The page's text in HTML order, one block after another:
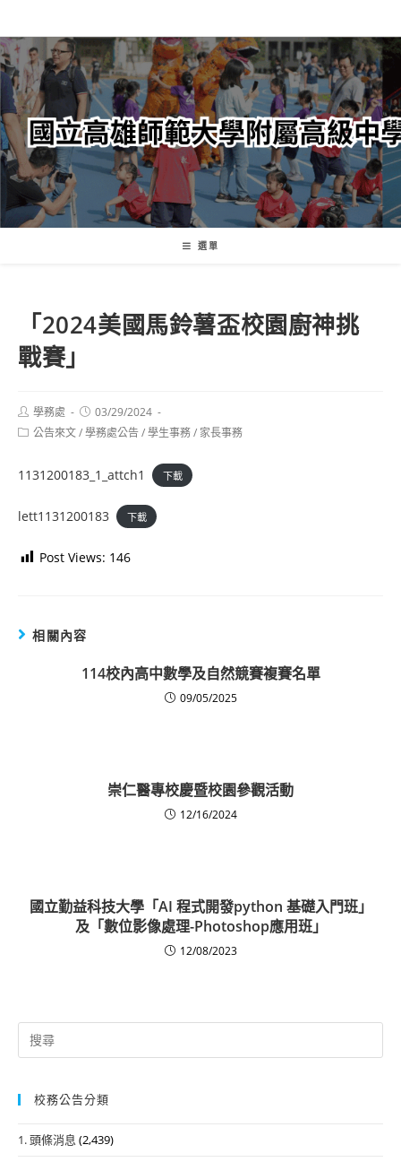
轉
至
主
內
容
選單
「2024美國馬鈴薯盃校園廚神挑
戰賽」
Post
author:
學務處
Post
published:
03/29/2024
Post公告來文/學務處公告/學生事務/ 家長事務
1131200183_1_attch1 下載
lett1131200183 下載
Post Views: 146
相關內容
114校內高中數學及自然競賽複賽名單
09/05/2025
崇仁醫專校慶暨校園參觀活動
12/16/2024
國立勤益科技大學「AI 程式開發python 基礎入門班」
及「數位影像處理-Photoshop應用班」
12/08/2023
Search
for:
校務公告分類
1. 頭條消息 (2,439)